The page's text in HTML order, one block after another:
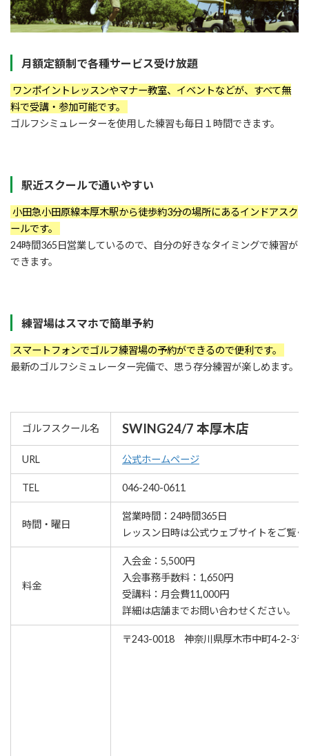
月額定額制で各種サービス受け放題
ワンポイントレッスンやマナー教室、イベントなどが、すべて無
料で受講・参加可能です。
ゴルフシミュレーターを使用した練習も毎日１時間できます。
駅近スクールで通いやすい
小田急小田原線本厚木駅から徒歩約3分の場所にあるインドアスク
ールです。
24時間365日営業しているので、自分の好きなタイミングで練習が
できます。
練習場はスマホで簡単予約
スマートフォンでゴルフ練習場の予約ができるので便利です。
最新のゴルフシミュレーター完備で、思う存分練習が楽しめます。
ゴルフスクール名 SWING24/7 本厚木店
URL 公式ホームページ
TEL 046-240-0611
時間・曜日
営業時間：24時間365日
レッスン⽇時は公式ウェブサイトをご覧く
料金
入会金：5,500円
入会事務手数料：1,650円
受講料：月会費11,000円
詳細は店舗までお問い合わせください。
〒243-0018 神奈川県厚木市中町4-2-3ラ